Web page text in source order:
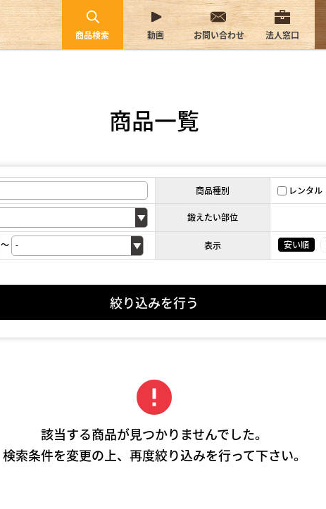
商品検索 動画 お問い合わせ 法人窓口
商品一覧
商品種別 レンタル
鍛えたい部位
～ 表示 安い順
絞り込みを行う
error
該当する商品が見つかりませんでした。
検索条件を変更の上、再度絞り込みを行って下さい。